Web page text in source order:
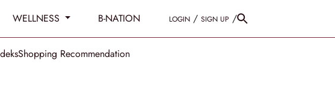
WELLNESS B-NATION LOGIN / SIGN UP /
Shopping Recommendation